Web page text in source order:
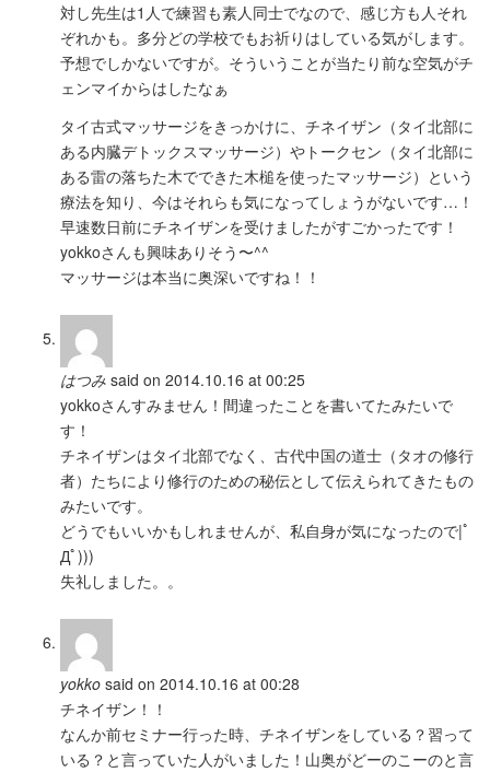
対し先生は1人で練習も素人同士でなので、感じ方も人それ
ぞれかも。多分どの学校でもお祈りはしている気がします。
予想でしかないですが。そういうことが当たり前な空気がチ
ェンマイからはしたなぁ
タイ古式マッサージをきっかけに、チネイザン（タイ北部に
ある内臓デトックスマッサージ）やトークセン（タイ北部に
ある雷の落ちた木でできた木槌を使ったマッサージ）という
療法を知り、今はそれらも気になってしょうがないです…！
早速数日前にチネイザンを受けましたがすごかったです！
yokkoさんも興味ありそう〜^^
マッサージは本当に奥深いですね！！
はつみ said on 2014.10.16 at 00:25
yokkoさんすみません！間違ったことを書いてたみたいで
す！
チネイザンはタイ北部でなく、古代中国の道士（タオの修行
者）たちにより修行のための秘伝として伝えられてきたもの
みたいです。
どうでもいいかもしれませんが、私自身が気になったので|ﾟ
Дﾟ)))
失礼しました。。
yokko said on 2014.10.16 at 00:28
チネイザン！！
なんか前セミナー行った時、チネイザンをしている？習って
いる？と言っていた人がいました！山奥がどーのこーのと言